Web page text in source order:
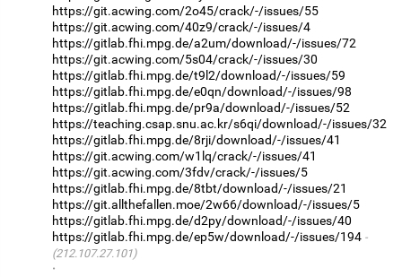
https://git.acwing.com/2o45/crack/-/issues/55
https://git.acwing.com/40z9/crack/-/issues/4
https://gitlab.fhi.mpg.de/a2um/download/-/issues/72
https://git.acwing.com/5s04/crack/-/issues/30
https://gitlab.fhi.mpg.de/t9l2/download/-/issues/59
https://gitlab.fhi.mpg.de/e0qn/download/-/issues/98
https://gitlab.fhi.mpg.de/pr9a/download/-/issues/52
https://teaching.csap.snu.ac.kr/s6qi/download/-/issues/32
https://gitlab.fhi.mpg.de/8rji/download/-/issues/41
https://git.acwing.com/w1lq/crack/-/issues/41
https://git.acwing.com/3fdv/crack/-/issues/5
https://gitlab.fhi.mpg.de/8tbt/download/-/issues/21
https://git.allthefallen.moe/2w66/download/-/issues/5
https://gitlab.fhi.mpg.de/d2py/download/-/issues/40
https://gitlab.fhi.mpg.de/ep5w/download/-/issues/194
(212.107.27.101)
·